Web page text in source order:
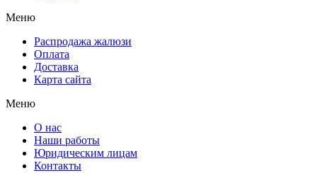
Меню
Распродажа жалюзи
Оплата
Доставка
Карта сайта
Меню
О нас
Наши работы
Юридическим лицам
Контакты